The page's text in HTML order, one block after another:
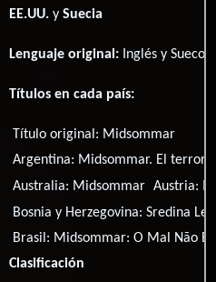
EE.UU. y Suecia
Lenguaje original: Inglés y Sueco
Títulos en cada país:
Título original: Midsommar
Argentina: Midsommar. El terror
Australia: Midsommar Austria:
Bosnia y Herzegovina:Sredina Leta
Brasil: Midsommar: O Mal Não
Clasificación